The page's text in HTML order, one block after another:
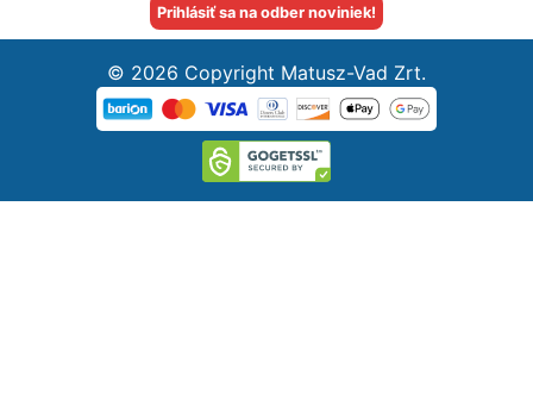
Prihlásiť sa na odber noviniek!
© 2026 Copyright Matusz-Vad Zrt.